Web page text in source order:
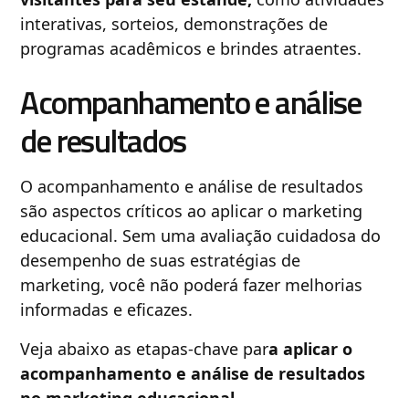
interativas, sorteios, demonstrações de
programas acadêmicos e brindes atraentes.
Acompanhamento e análise
de resultados
O acompanhamento e análise de resultados
são aspectos críticos ao aplicar o marketing
educacional. Sem uma avaliação cuidadosa do
desempenho de suas estratégias de
marketing, você não poderá fazer melhorias
informadas e eficazes.
Veja abaixo as etapas-chave para aplicar o
acompanhamento e análise de resultados